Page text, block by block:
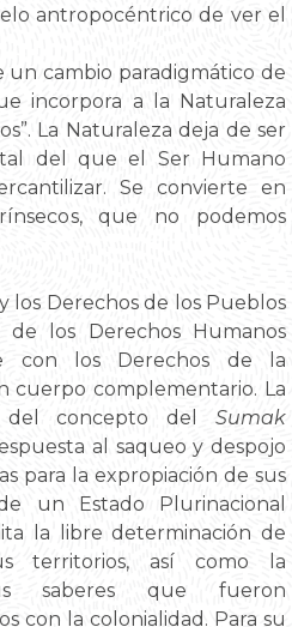
antropocéntrico de ver el
un cambio paradigmático de
incorpora a la Naturaleza
La Naturaleza deja de ser
del que el Ser Humano
Se convierte en
que no podemos
los Derechos de los Pueblos
los Derechos Humanos
con los Derechos de la
cuerpo complementario. La
del concepto del Sumak
al saqueo y despojo
para la expropiación de sus
un Estado Plurinacional
la libre determinación de
territorios, así como la
saberes que fueron
con la colonialidad. Para su